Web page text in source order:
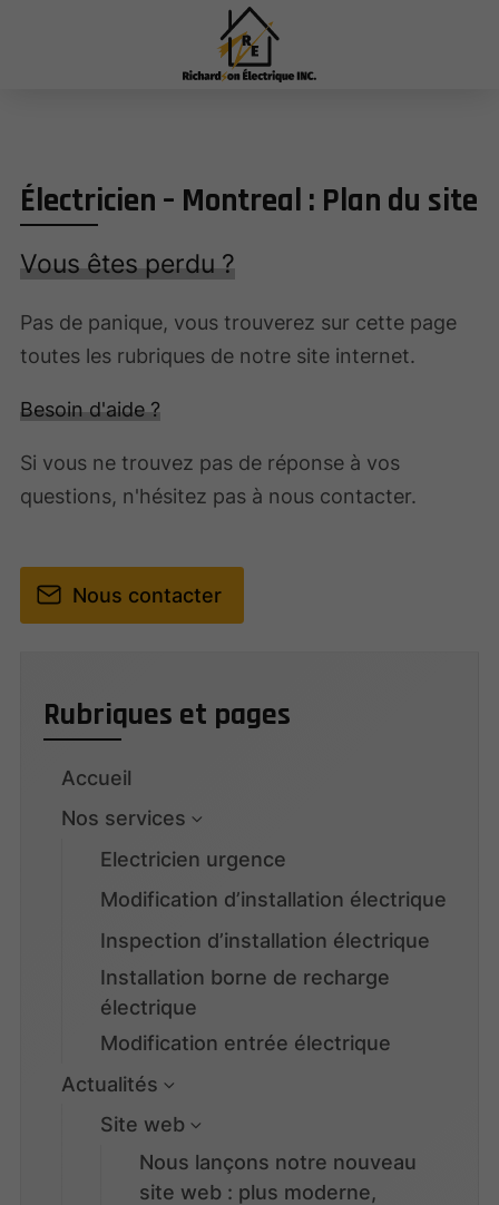
Électricien – Montreal : Plan du site
Vous êtes perdu ?
Pas de panique, vous trouverez sur cette page
toutes les rubriques de notre site internet.​​
Besoin d'aide ?
Si vous ne trouvez pas de réponse à vos
questions, n'hésitez pas à nous contacter.
Nous contacter
Rubriques et pages
Accueil
Nos services
Electricien urgence
Modification d’installation électrique
Inspection d’installation électrique
Installation borne de recharge
électrique
Modification entrée électrique
Actualités
Site web
Nous lançons notre nouveau
site web : plus moderne,